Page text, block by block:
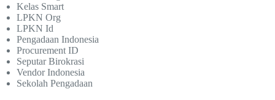
Kelas Smart
LPKN Org
LPKN Id
Pengadaan Indonesia
Procurement ID
Seputar Birokrasi
Vendor Indonesia
Sekolah Pengadaan